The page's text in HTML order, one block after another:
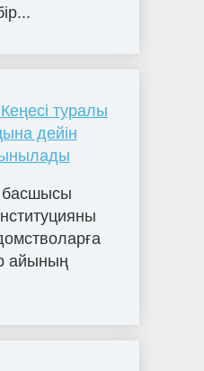
туралы
дейін
басшысы
айының